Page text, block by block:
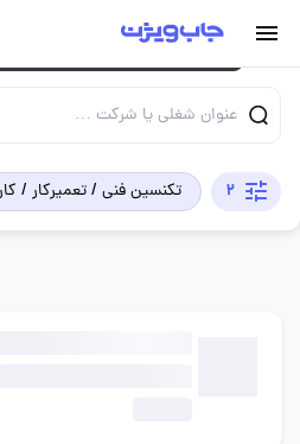
عنوان شغلی یا شرکت …
2 تکنسین فنی / تعمیرکار /
خود را خاموش کنید.